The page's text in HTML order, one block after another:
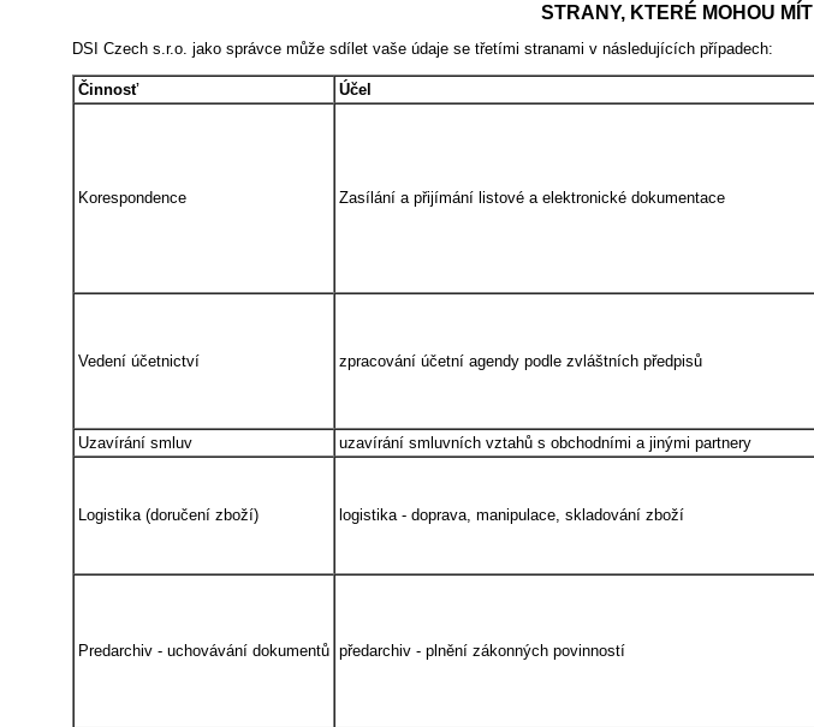
STRANY, KTERÉ MOHOU
DSI Czech s.r.o. jako správce může sdílet vaše údaje se třetími stranami v následujících případech:
Činnosť Účel
Korespondence Zasílání a přijímání listové a elektronické dokumentace
Vedení účetnictví zpracování účetní agendy podle zvláštních předpisů
Uzavírání smluv
uzavírání smluvních vztahů s obchodními a jinými partnery
Logistika (doručení zboží) logistika - doprava, manipulace, skladování zboží
Predarchiv - uchovávání dokumentů předarchiv - plnění zákonných povinností